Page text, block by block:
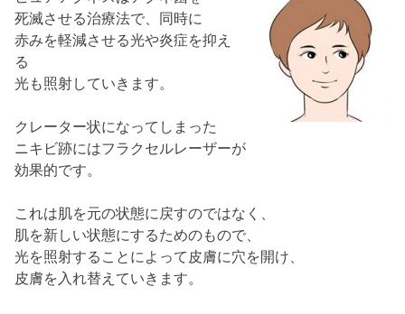
死滅させる治療法で、同時に
赤みを軽減させる光や炎症を抑え
る
光も照射していきます。
クレーター状になってしまった
ニキビ跡にはフラクセルレーザーが
効果的です。
これは肌を元の状態に戻すのではなく、
肌を新しい状態にするためのもので、
光を照射することによって皮膚に穴を開け、
皮膚を入れ替えていきます。